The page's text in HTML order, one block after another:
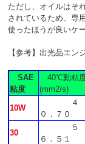
ただし、オイルはそ
されているため、専
使ったほうが良いケ
【参考】出光品
SAE
粘度
40℃動粘
(mm2/s)
10W
４
０．７０
30
５
６．５１